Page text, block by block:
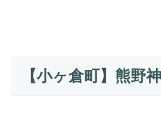
【小ヶ倉町】熊野